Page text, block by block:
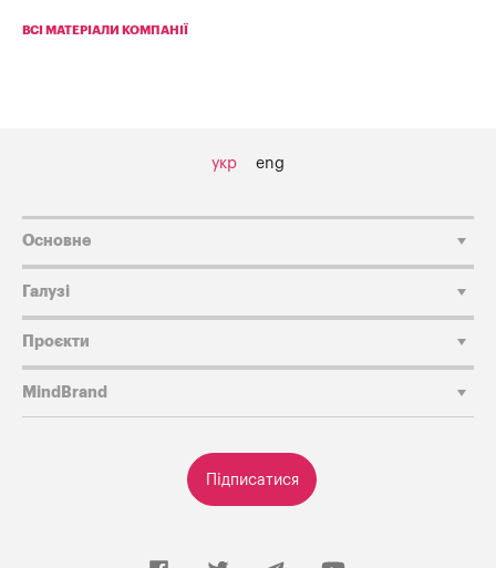
ВСІ МАТЕРІАЛИ КОМПАНІЇ
укр eng
Підписатися
Основне
Галузі
Проєкти
MindBrand